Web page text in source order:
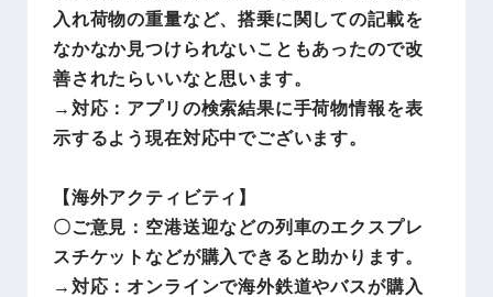
入れ荷物の重量など、搭乗に関しての記載を
なかなか見つけられないこともあったので改
善されたらいいなと思います。
→対応：アプリの検索結果に手荷物情報を表
示するよう現在対応中でございます。
【海外アクティビティ】
〇ご意見：空港送迎などの列車のエクスプレ
スチケットなどが購入できると助かります。
→対応：オンラインで海外鉄道やバスが購入